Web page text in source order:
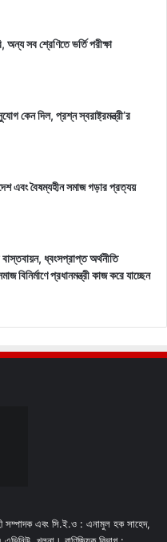
অন্য সব শ্রেণিতে ভর্তি পরীক্ষা
কেন দিল, প্রশ্ন স্বরাষ্ট্রমন্ত্রী’র
এবং বৈষম্যহীন সমাজ গড়ার প্রত্যয়
ধ্বংসপ্রাপ্ত অর্থনীতি
বিনির্মাণে প্রধানমন্ত্রী কাজ করে যাচ্ছেন
সম্পাদক এবং সি.ই.ও : এনামুল হক সাহেদ,